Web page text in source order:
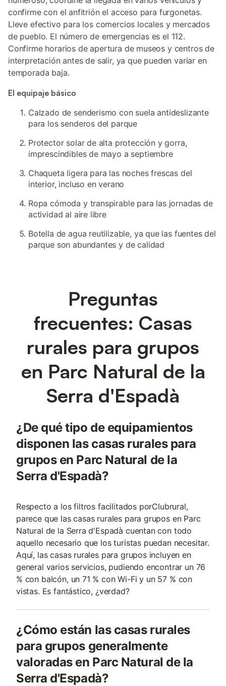
confirme con el anfitrión el acceso para furgonetas.
Lleve efectivo para los comercios locales y mercados
de pueblo. El número de emergencias es el 112.
Confirme horarios de apertura de museos y centros de
interpretación antes de salir, ya que pueden variar en
temporada baja.
El equipaje básico
Calzado de senderismo con suela antideslizante
para los senderos del parque
Protector solar de alta protección y gorra,
imprescindibles de mayo a septiembre
Chaqueta ligera para las noches frescas del
interior, incluso en verano
Ropa cómoda y transpirable para las jornadas de
actividad al aire libre
Botella de agua reutilizable, ya que las fuentes del
parque son abundantes y de calidad
Preguntas
frecuentes: Casas
rurales para grupos
en Parc Natural de la
Serra d'Espadà
¿De qué tipo de equipamientos
disponen las casas rurales para
grupos en Parc Natural de la
Serra d'Espadà?
Respecto a los filtros facilitados porClubrural,
parece que las casas rurales para grupos en Parc
Natural de la Serra d'Espadà cuentan con todo
aquello necesario que los turistas puedan necesitar.
Aquí, las casas rurales para grupos incluyen en
general varios servicios, pudiendo encontrar un 76
% con balcón, un 71 % con Wi-Fi y un 57 % con
vistas. Es fantástico, ¿verdad?
¿Cómo están las casas rurales
para grupos generalmente
valoradas en Parc Natural de la
Serra d'Espadà?